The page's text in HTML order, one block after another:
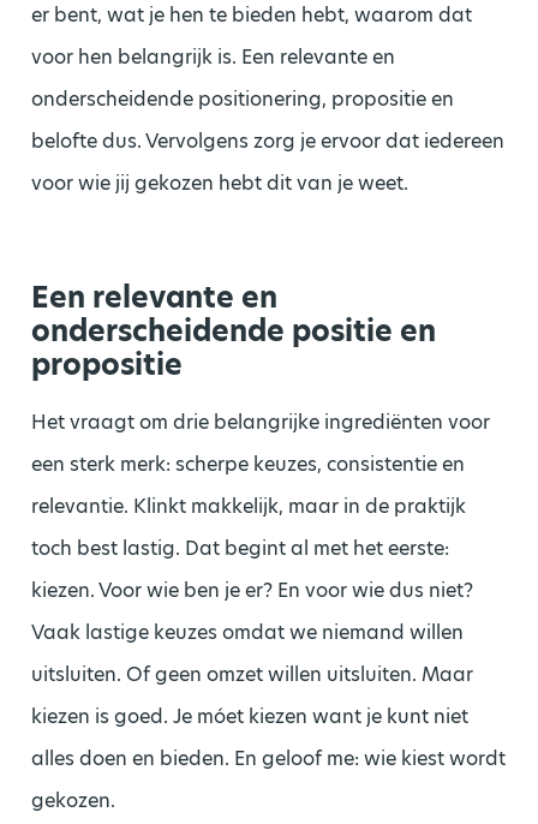
er bent, wat je hen te bieden hebt, waarom dat
voor hen belangrijk is. Een relevante en
onderscheidende positionering, propositie en
belofte dus. Vervolgens zorg je ervoor dat iedereen
voor wie jij gekozen hebt dit van je weet.
Een relevante en
onderscheidende positie en
propositie
Het vraagt om drie belangrijke ingrediënten voor
een sterk merk: scherpe keuzes, consistentie en
relevantie. Klinkt makkelijk, maar in de praktijk
toch best lastig. Dat begint al met het eerste:
kiezen. Voor wie ben je er? En voor wie dus niet?
Vaak lastige keuzes omdat we niemand willen
uitsluiten. Of geen omzet willen uitsluiten. Maar
kiezen is goed. Je móet kiezen want je kunt niet
alles doen en bieden. En geloof me: wie kiest wordt
gekozen.